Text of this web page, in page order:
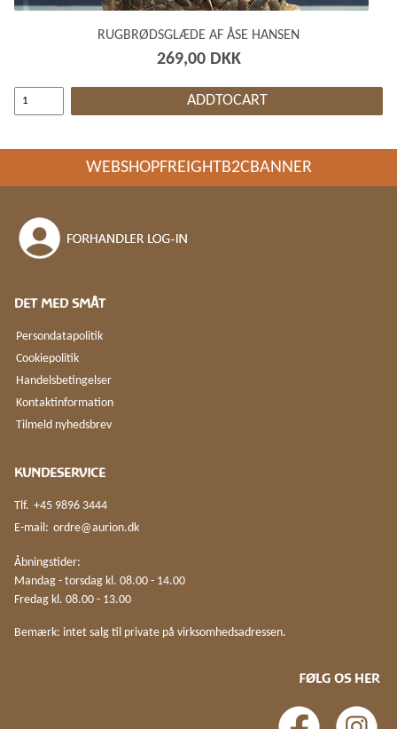
RUGBRØDSGLÆDE AF ÅSE HANSEN
269,00 DKK
ADDTOCART
WEBSHOPFREIGHTB2CBANNER
DET MED SMÅT
Persondatapolitik
Cookiepolitik
Handelsbetingelser
Kontaktinformation
Tilmeld nyhedsbrev
KUNDESERVICE
Tlf. +45 9896 3444
E-mail: ordre@aurion.dk
Åbningstider:
Mandag - torsdag kl. 08.00 - 14.00
Fredag kl. 08.00 - 13.00
Bemærk: intet salg til private på virksomhedsadressen.
FØLG OS HER